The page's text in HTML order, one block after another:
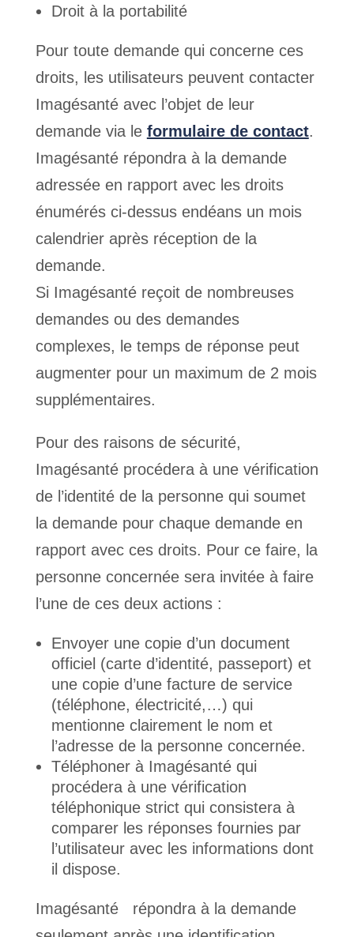
Droit à la portabilité
Pour toute demande qui concerne ces
droits, les utilisateurs peuvent contacter
Imagésanté avec l’objet de leur
demande via le formulaire de contact.
Imagésanté répondra à la demande
adressée en rapport avec les droits
énumérés ci-dessus endéans un mois
calendrier après réception de la
demande.
Si Imagésanté reçoit de nombreuses
demandes ou des demandes
complexes, le temps de réponse peut
augmenter pour un maximum de 2 mois
supplémentaires.
Pour des raisons de sécurité,
Imagésanté procédera à une vérification
de l’identité de la personne qui soumet
la demande pour chaque demande en
rapport avec ces droits. Pour ce faire, la
personne concernée sera invitée à faire
l’une de ces deux actions :
Envoyer une copie d’un document
officiel (carte d’identité, passeport) et
une copie d’une facture de service
(téléphone, électricité,…) qui
mentionne clairement le nom et
l’adresse de la personne concernée.
Téléphoner à Imagésanté qui
procédera à une vérification
téléphonique strict qui consistera à
comparer les réponses fournies par
l’utilisateur avec les informations dont
il dispose.
Imagésanté répondra à la demande